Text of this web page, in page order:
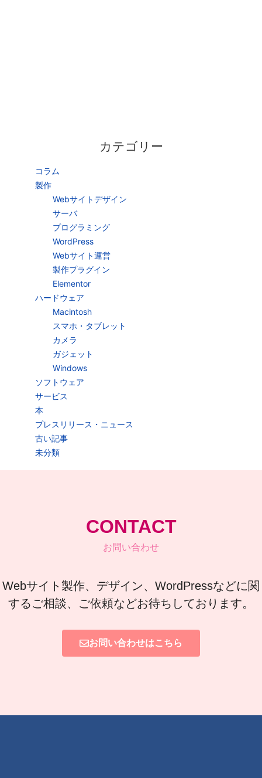
カテゴリー
コラム
製作
Webサイトデザイン
サーバ
プログラミング
WordPress
Webサイト運営
製作プラグイン
Elementor
ハードウェア
Macintosh
スマホ・タブレット
カメラ
ガジェット
Windows
ソフトウェア
サービス
本
プレスリリース・ニュース
古い記事
未分類
CONTACT
お問い合わせ
Webサイト製作、デザイン、WordPressなどに関
するご相談、ご依頼などお待ちしております。
お問い合わせはこちら